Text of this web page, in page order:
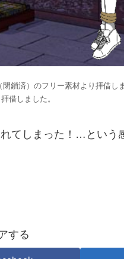
鎖済）のフリー素材より拝借し
借しました。
てしまった！…という
する